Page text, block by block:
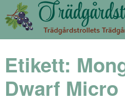
Etikett:
Dwarf Micro